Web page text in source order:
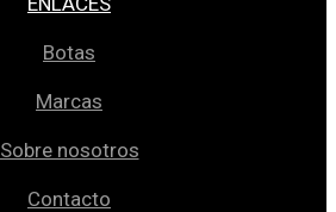
Botas
Marcas
Sobre nosotros
Contacto